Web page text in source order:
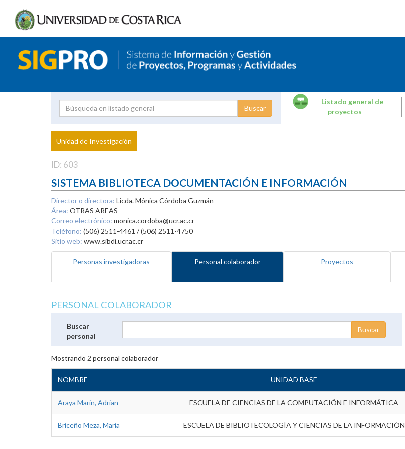
Proyecto
Investigador
Listado general de
proyectos
Unidad de Investigación
ID: 603
SISTEMA BIBLIOTECA DOCUMENTACIÓN E INFORMACIÓN
Director o directora: Licda. Mónica Córdoba Guzmán
Área: OTRAS AREAS
Correo electrónico: monica.cordoba@ucr.ac.cr
Teléfono: (506) 2511-4461 / (506) 2511-4750
Sitio web: www.sibdi.ucr.ac.cr
Personas investigadoras Personal colaborador Proyectos
PERSONAL COLABORADOR
Buscar
personal
Mostrando 2 personal colaborador
NOMBRE UNIDAD BASE
Araya Marin, Adrian ESCUELA DE CIENCIAS DE LA COMPUTACIÓN E INFORMÁTICA
Briceño Meza, Maria ESCUELA DE BIBLIOTECOLOGÍA Y CIENCIAS DE LA INFORMACIÓN